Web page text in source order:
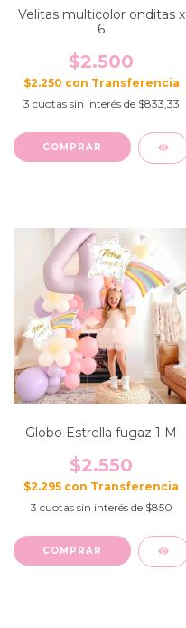
Velitas multicolor onditas x
6
$2.500
$2.250 con
3 cuotas sin interés de $833,33
Globo Estrella fugaz 1 M
$2.550
$2.295 con
3 cuotas sin interés de $850